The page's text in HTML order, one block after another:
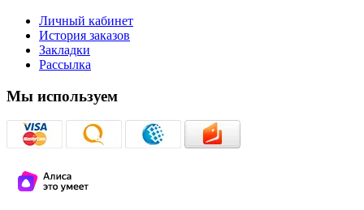
Личный кабинет
История заказов
Закладки
Рассылка
Мы используем